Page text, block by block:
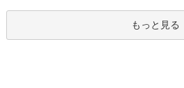
もっと見る